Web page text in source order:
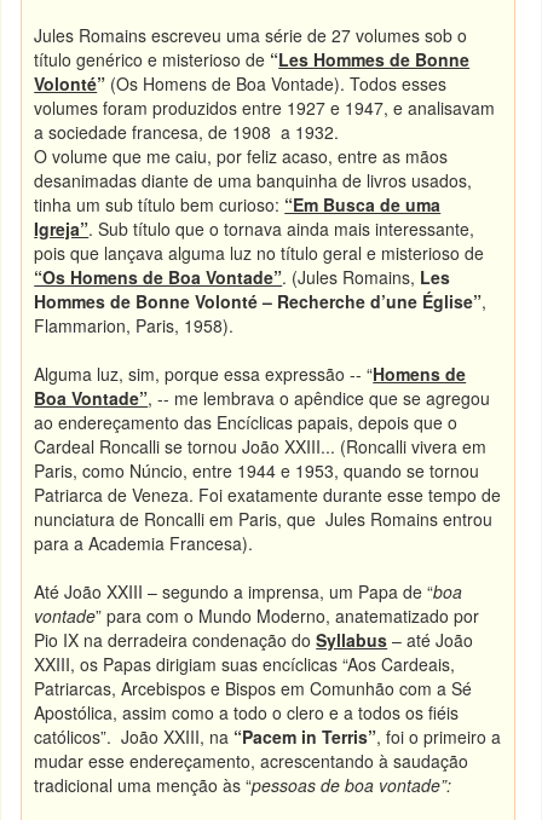
Jules Romains escreveu uma série de 27 volumes sob o
título genérico e misterioso de “Les Hommes de Bonne
Volonté” (Os Homens de Boa Vontade). Todos esses
volumes foram produzidos entre 1927 e 1947, e analisavam
a sociedade francesa, de 1908 a 1932.
O volume que me caiu, por feliz acaso, entre as mãos
desanimadas diante de uma banquinha de livros usados,
tinha um sub título bem curioso: “Em Busca de uma
Igreja”. Sub título que o tornava ainda mais interessante,
pois que lançava alguma luz no título geral e misterioso de
“Os Homens de Boa Vontade”. (Jules Romains, Les
Hommes de Bonne Volonté – Recherche d’une Église”,
Flammarion, Paris, 1958).
Alguma luz, sim, porque essa expressão -- “Homens de
Boa Vontade”, -- me lembrava o apêndice que se agregou
ao endereçamento das Encíclicas papais, depois que o
Cardeal Roncalli se tornou João XXIII... (Roncalli vivera em
Paris, como Núncio, entre 1944 e 1953, quando se tornou
Patriarca de Veneza. Foi exatamente durante esse tempo de
nunciatura de Roncalli em Paris, que Jules Romains entrou
para a Academia Francesa).
Até João XXIII – segundo a imprensa, um Papa de “boa
vontade” para com o Mundo Moderno, anatematizado por
Pio IX na derradeira condenação doSyllabus – até João
XXIII, os Papas dirigiam suas encíclicas “Aos Cardeais,
Patriarcas, Arcebispos e Bispos em Comunhão com a Sé
Apostólica, assim como a todo o clero e a todos os fiéis
católicos”. João XXIII, na “Pacem in Terris”, foi o primeiro a
mudar esse endereçamento, acrescentando à saudação
tradicional uma menção às “pessoas de boa vontade”: